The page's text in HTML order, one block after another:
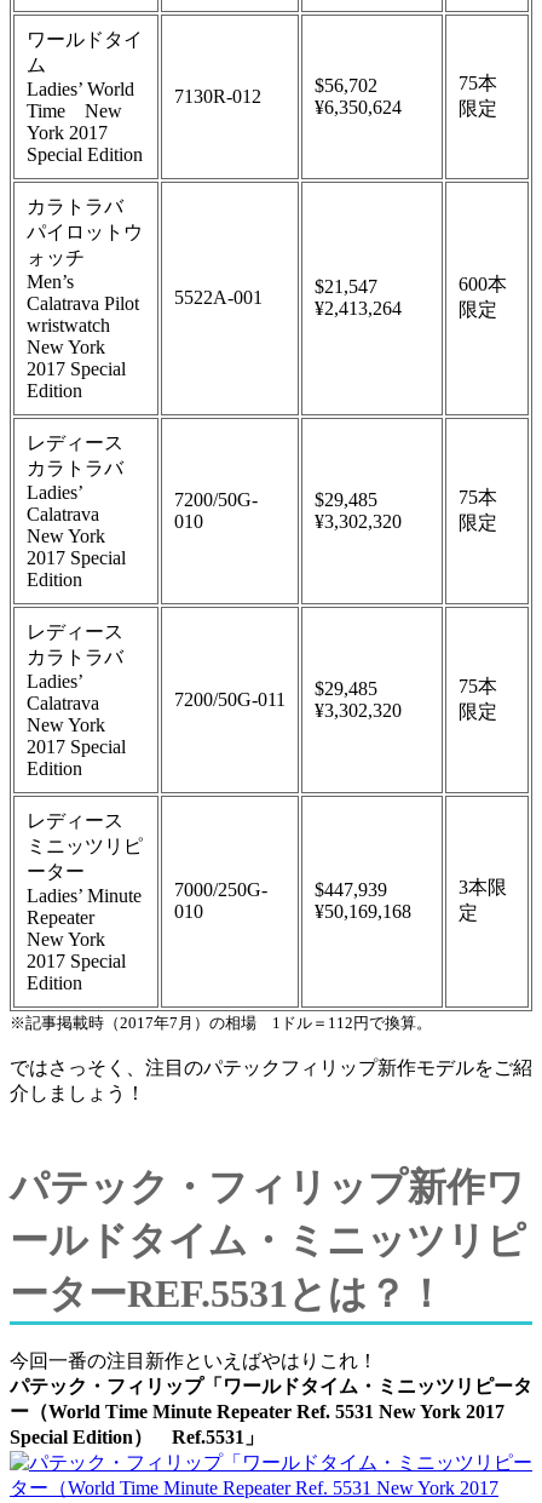
ワールドタイ
ム
Ladies’ World
Time New
York 2017
Special Edition
7130R-012
$56,702
¥6,350,624
75本
限定
カラトラバ
パイロットウ
ォッチ
Men’s
Calatrava Pilot
wristwatch
New York
2017 Special
Edition
5522A-001
$21,547
¥2,413,264
600本
限定
レディース
カラトラバ
Ladies’
Calatrava
New York
2017 Special
Edition
7200/50G-
010
$29,485
¥3,302,320
75本
限定
レディース
カラトラバ
Ladies’
Calatrava
New York
2017 Special
Edition
7200/50G-011
$29,485
¥3,302,320
75本
限定
レディース
ミニッツリピ
ーター
Ladies’ Minute
Repeater
New York
2017 Special
Edition
7000/250G-
010
$447,939
¥50,169,168
3本限
定
※記事掲載時（2017年7月）の相場 1ドル＝112円で換算。
ではさっそく、注目のパテックフィリップ新作モデルをご紹
介しましょう！
パテック・フィリップ新作ワ
ールドタイム・ミニッツリピ
ーターREF.5531とは？！
今回一番の注目新作といえばやはりこれ！
パテック・フィリップ「ワールドタイム・ミニッツリピータ
ー（World Time Minute Repeater Ref. 5531 New York 2017
Special Edition） Ref.5531」